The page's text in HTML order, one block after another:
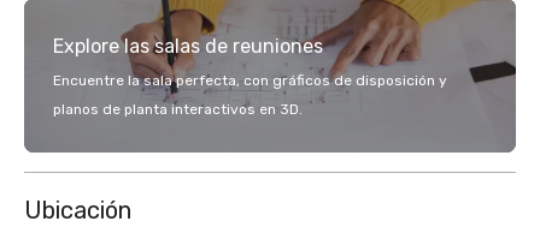
Explore las salas de reuniones
Encuentre la sala perfecta, con gráficos de disposición y
planos de planta interactivos en 3D.
Ubicación